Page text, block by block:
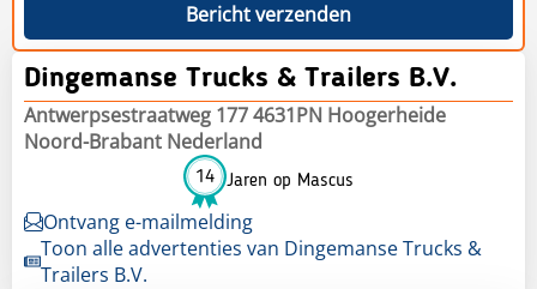
Bericht verzenden
Dingemanse Trucks & Trailers B.V.
Antwerpsestraatweg 177 4631PN Hoogerheide
Noord-Brabant Nederland
14 Jaren op Mascus
Ontvang e-mailmelding
Toon alle advertenties van Dingemanse Trucks &
Trailers B.V.